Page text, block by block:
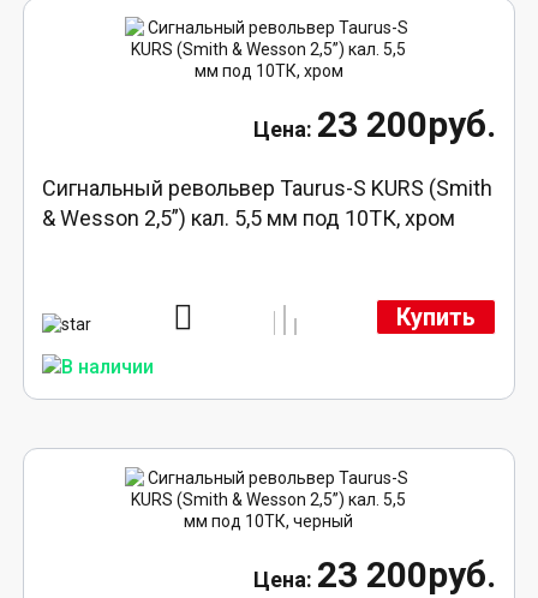
23 200руб.
Сигнальный револьвер Taurus-S KURS (Smith
& Wesson 2,5”) кал. 5,5 мм под 10ТК, хром
Купить
23 200руб.